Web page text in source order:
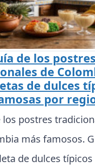
de los postres
de
de dulces
por
los postres
más famosos.
de dulces